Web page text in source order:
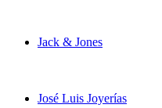
Jack & Jones
José Luis Joyerías